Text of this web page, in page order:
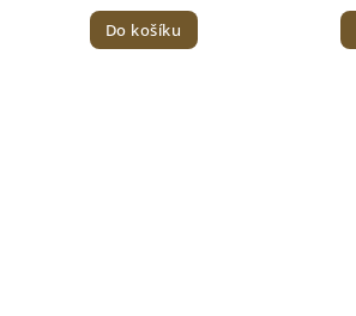
Do košíku